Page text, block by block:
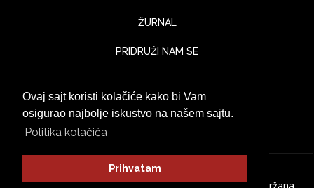
Ovaj sajt koristi kolačiće kako bi Vam
osigurao najbolje iskustvo na našem sajtu.
Politika kolačića
Prihvatam
ŽURNAL
PRIDRUŽI NAM SE
UTISCI KLIJENATA
Politika Privatnosti© Jaka Lounge 2026. Sva prava zadržana.